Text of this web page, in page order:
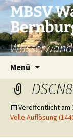
Zum
Inhalt
springen
MBSV
Menü
Veröffentlicht am
Volle Auflösung